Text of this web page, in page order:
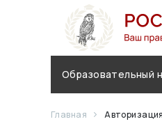
Образовательный
Главная Авторизация